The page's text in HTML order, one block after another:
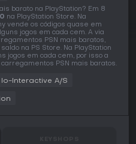
barato na PlayStation? Em 8
na PlayStation Store. Na
vende os códigos quase em
jogos em cada cem. A via
PSN mais baratos,
na PS Store. Na PlayStation
jogos em cada cem, por isso a
PSN mais baratos.
Io-Interactive A/S